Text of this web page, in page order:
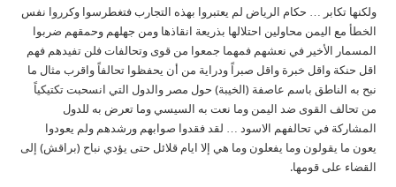
ولكنها تكابر … حكام الرياض لم يعتبروا بهذه التجارب فتغطرسوا وكرروا نفس
الخطأ مع اليمن محاولين احتلالها بذريعة انقاذها ومن جهلهم وحمقهم ضربوا
المسمار الأخير في نعشهم فمهما جمعوا من قوى وتحالفات فلن تفيدهم فهم
اقل حنكة واقل خبرة واقل صبراً ودراية من أن يحفظوا تحالفاً واقرب مثال ما
نبح به الناطق باسم عاصفة (الخيبة) حول مصر والدول التي انسحبت تكتيكياً
من تحالف القوى ضد اليمن وما نعت به السيسي وما تعرض به للدول
المشاركة في تحالفهم الاسود … لقد فقدوا صوابهم ورشدهم ولم يعودوا
يعون ما يقولون وما يفعلون وما هي إلا ايام قلائل حتى يؤدي نباح (براقش) إلى
القضاء على قومها.